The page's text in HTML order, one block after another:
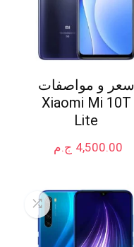
سعر و مواصفات
Xiaomi Mi 10T
Lite
ج.م 4,500.00